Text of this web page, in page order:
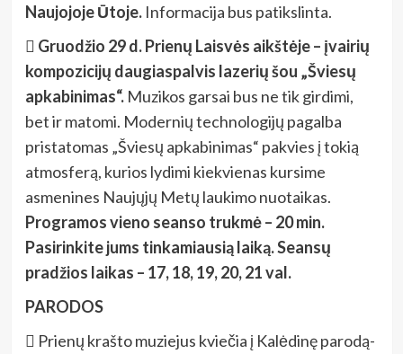
Naujojoje Ūtoje. Informacija bus patikslinta.
 Gruodžio 29 d. Prienų Laisvės aikštėje – įvairių
kompozicijų daugiaspalvis lazerių šou „Šviesų
apkabinimas“.Muzikos garsai bus ne tik girdimi,
bet ir matomi. Modernių technologijų pagalba
pristatomas „Šviesų apkabinimas“ pakvies į tokią
atmosferą, kurios lydimi kiekvienas kursime
asmenines Naujųjų Metų laukimo nuotaikas.
Programos vieno seanso trukmė – 20 min.
Pasirinkite jums tinkamiausią laiką. Seansų
pradžios laikas – 17, 18, 19, 20, 21 val.
PARODOS
 Prienų krašto muziejus kviečia į Kalėdinę parodą-